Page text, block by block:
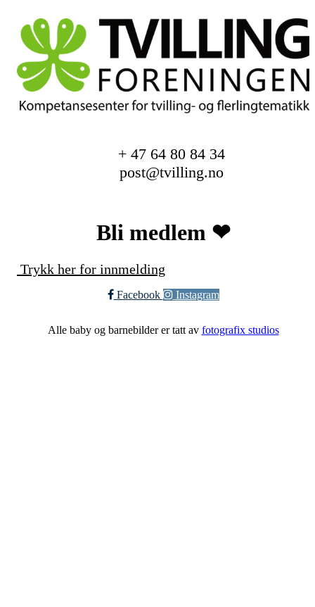
+ 47 64 80 84 34
post@tvilling.no
Bli medlem ❤︎
Trykk her for innmelding
Facebook Instagram
Alle baby og barnebilder er tatt av fotografix studios